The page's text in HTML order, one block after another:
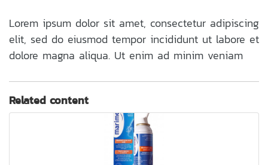
Lorem ipsum dolor sit amet, consectetur adipiscing
elit, sed do eiusmod tempor incididunt ut labore et
dolore magna aliqua. Ut enim ad minim veniam
Related content